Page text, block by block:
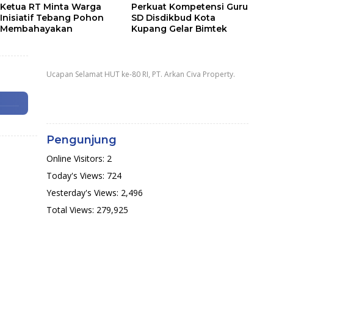
Ketua RT Minta Warga
Inisiatif Tebang Pohon
Membahayakan
Perkuat Kompetensi Guru
SD Disdikbud Kota
Kupang Gelar Bimtek
Ucapan Selamat HUT ke-80 RI, PT. Arkan Civa Property.
Pengunjung
Online Visitors: 2
Today's Views: 724
Yesterday's Views: 2,496
Total Views: 279,925